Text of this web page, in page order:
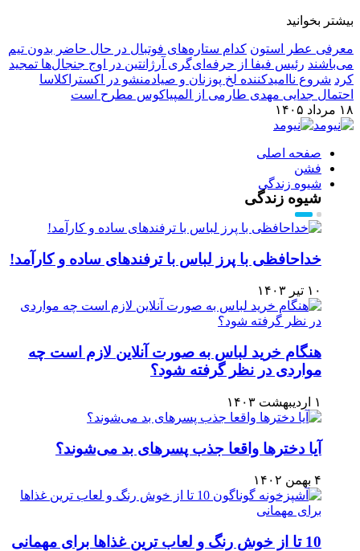
بیشتر بخوانید
معرفی عطر استون کدام ستاره‌های فوتبال در حال حاضر بدون تیم
می‌باشند رئیس فیفا از حرفه‌ای‌گری آرژانتین در اوج جنجال‌ها تمجید
کرد شروع ناامیدکننده لخ پوزنان و صیادمنشو در اکستراکلاسا
احتمال جدایی مهدی طارمی از المپیاکوس مطرح است
۱۸ مرداد ۱۴۰۵
صفحه اصلی
فشن
شیوه زندگی
شیوه زندگی
خداحافظی با پرز لباس با ترفندهای ساده و کارآمد!
۱۰ تیر ۱۴۰۳
هنگام خرید لباس به صورت آنلاین لازم است چه
مواردی در نظر گرفته شود؟
۱ اردیبهشت ۱۴۰۳
آیا دخترها واقعا جذب پسرهای بد می‌شوند؟
۴ بهمن ۱۴۰۲
10 تا از خوش رنگ و لعاب ترین غذاها برای مهمانی